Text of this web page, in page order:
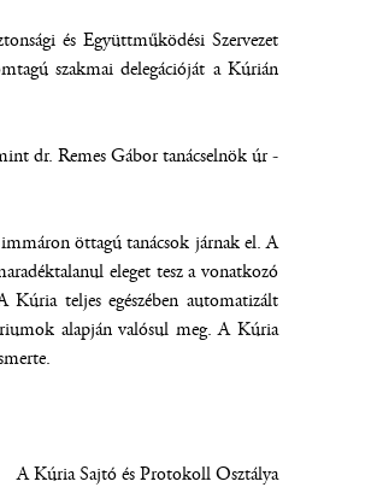
és Együttműködési Szervezet
szakmai delegációját a Kúrián
dr. Remes Gábor tanácselnök úr -
öttagú tanácsok járnak el. A
eleget tesz a vonatkozó
Kúria teljes egészében automatizált
alapján valósul meg. A Kúria
A Kúria Sajtó és Protokoll Osztálya